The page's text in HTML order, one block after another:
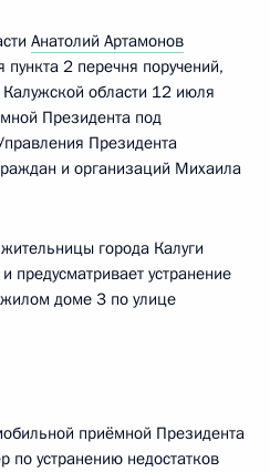
Анатолий Артамонов
2 перечня поручений,
области 12 июля
Президента под
Президента
и организаций Михаила
города Калуги
устранение
доме 3 по улице
приёмной Президента
устранению недостатков